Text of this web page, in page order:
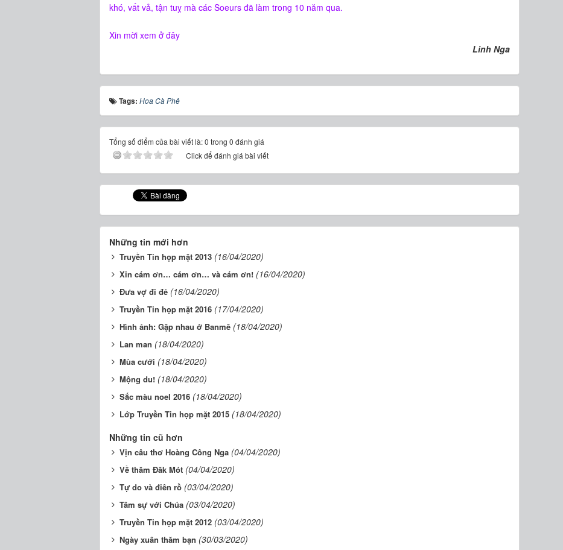
khó, vất vả, tận tuỵ mà các Soeurs đã làm trong 10 năm qua.
Xin mời xem ở đây
Linh Nga
Tags:Hoa Cà Phê
Tổng số điểm của bài viết là: 0 trong 0 đánh giá
Click để đánh giá bài viết
Những tin mới hơn
Truyền Tin họp mặt 2013 (16/04/2020)
Xin cám ơn… cám ơn… và cám ơn! (16/04/2020)
Đưa vợ đi đẻ (16/04/2020)
Truyền Tin họp mặt 2016 (17/04/2020)
Hình ảnh: Gặp nhau ở Banmê (18/04/2020)
Lan man (18/04/2020)
Mùa cưới (18/04/2020)
Mộng du! (18/04/2020)
Sắc màu noel 2016 (18/04/2020)
Lớp Truyền Tin họp mặt 2015 (18/04/2020)
Những tin cũ hơn
Vịn câu thơ Hoàng Công Nga (04/04/2020)
Về thăm Đăk Mót (04/04/2020)
Tự do và điên rồ (03/04/2020)
Tâm sự với Chúa (03/04/2020)
Truyền Tin họp mặt 2012 (03/04/2020)
Ngày xuân thăm bạn (30/03/2020)